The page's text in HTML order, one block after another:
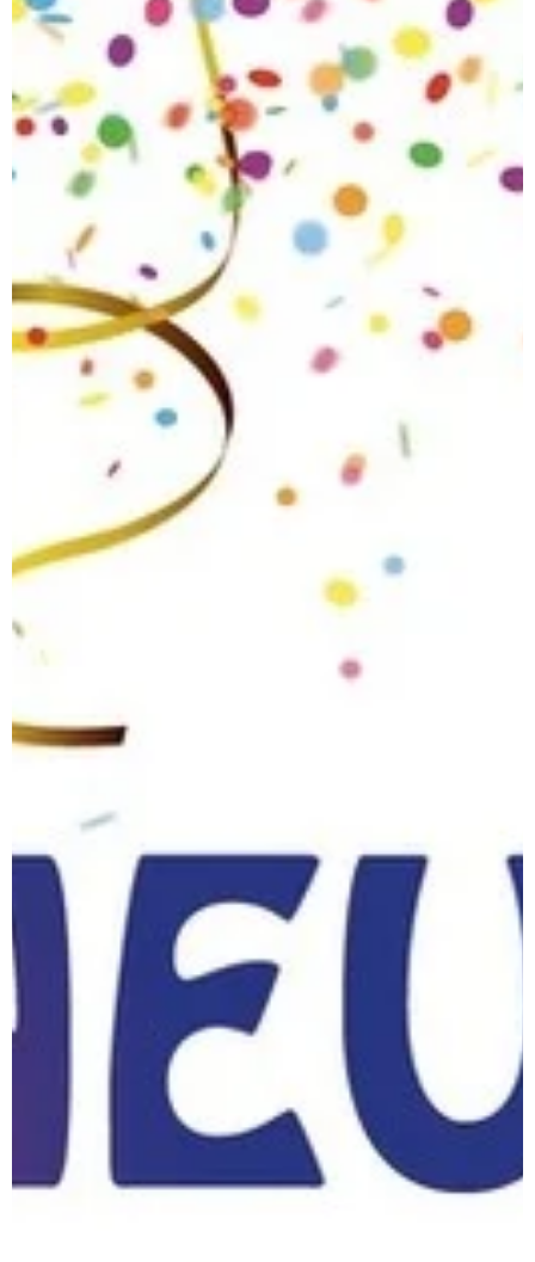
Erfahrungen sammeln konnte.
Darüber hinaus gab es weitere
Veränderungen innerhalb unseres
Präsidiums. Alle
Präsidiumsmitglieder sowie ihre
jeweiligen Tätigkeiten findet ihr
auf unserer Homepage, den Link
zur Homepage findet ihr in
unserer Bio. Wir bedanken uns
von Herzen bei unserem
bisherigen Präsidium für die
jahrelange närrische Arbeit und
das Engagement. Gleichzeitig
freuen wir uns auf die
Zusammenarbeit mit unserem
neuen Präsidium und auf viele
weitere erfolgreiche Sessions
gemeinsam mit euch! @11er.ro28
#vereinsleben